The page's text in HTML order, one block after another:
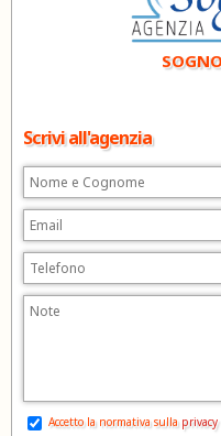
Scrivi all'agenzia
Accetto la normativa sulla privacy